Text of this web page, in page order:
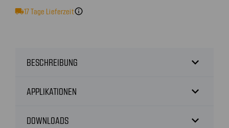
local_shipping17Tage Lieferzeitinfo
BESCHREIBUNG expand_more
APPLIKATIONEN expand_more
DOWNLOADS expand_more